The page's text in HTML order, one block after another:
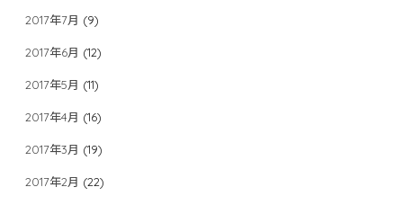
2017年7月 (9)
2017年6月 (12)
2017年5月 (11)
2017年4月 (16)
2017年3月 (19)
2017年2月 (22)